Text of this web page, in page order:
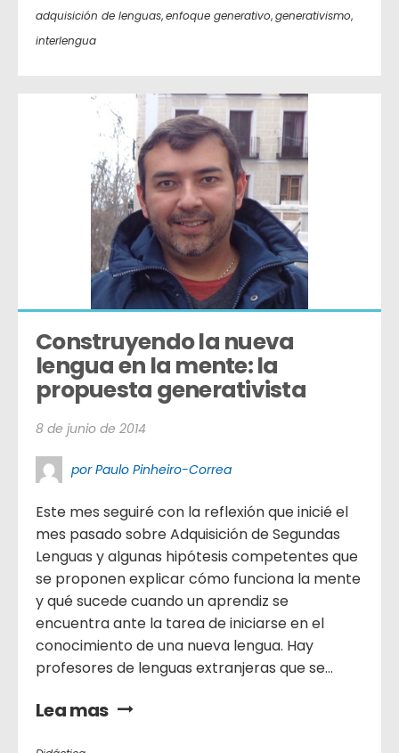
adquisición de lenguas,enfoque generativo,generativismo,
interlengua
Construyendo la nueva
lengua en la mente: la
propuesta generativista
8 de junio de 2014
por Paulo Pinheiro-Correa
Este mes seguiré con la reflexión que inicié el
mes pasado sobre Adquisición de Segundas
Lenguas y algunas hipótesis competentes que
se proponen explicar cómo funciona la mente
y qué sucede cuando un aprendiz se
encuentra ante la tarea de iniciarse en el
conocimiento de una nueva lengua. Hay
profesores de lenguas extranjeras que se...
Lea mas